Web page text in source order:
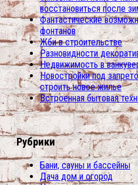
восстановиться после
Фантастические
фонтанов
Жби в строительстве
Разновидности
Недвижимость в
Новостройки под
строить новое жилье
Встроенная бытовая
Рубрики
Бани, сауны и бассейны
Дача дом и огород